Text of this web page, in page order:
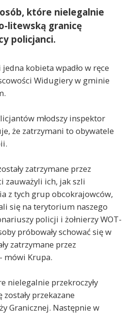
które nielegalnie
litewską granicę
policjanci.
kobieta wpadło w ręce
Widugiery w gminie
młodszy inspektor
że zatrzymani to obywatele
zatrzymane przez
zauważyli ich, jak szli
z tych grup obcokrajowców,
się na terytorium naszego
policji i żołnierzy WOT-
próbowały schować się w
zatrzymane przez
- mówi Krupa.
nielegalnie przekroczyły
przekazane
Granicznej. Następnie w